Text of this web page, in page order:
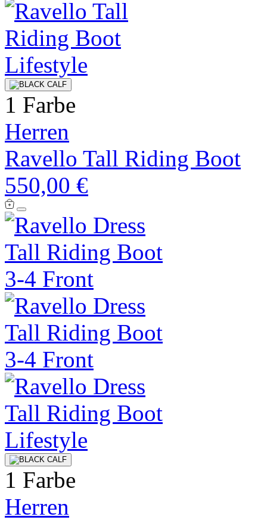
1 Farbe
Herren
Ravello Tall Riding Boot
550,00 €
1 Farbe
Herren